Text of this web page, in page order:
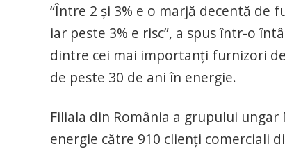
“Între 2 şi 3% e o marjă decentă de
iar peste 3% e risc”, a spus într-o
dintre cei mai importanţi furnizori
de peste 30 de ani în energie.
Filiala din România a grupului
energie către 910 clienţi comerciali